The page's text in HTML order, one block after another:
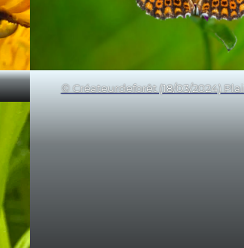
© Créateurdeforêt (18/03/2024)